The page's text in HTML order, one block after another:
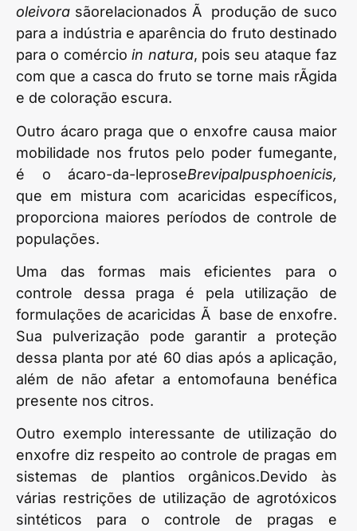
oleivora sãorelacionados Ã produção de suco
para a indústria e aparência do fruto destinado
para o comércioin natura, pois seu ataque faz
com que a casca do fruto se torne mais rÃ­gida
e de coloração escura.
Outro ácaro praga que o enxofre causa maior
mobilidade nos frutos pelo poder fumegante,
é o ácaro-da-leproseBrevipalpusphoenicis,
que em mistura com acaricidas específicos,
proporciona maiores períodos de controle de
populações.
Uma das formas mais eficientes para o
controle dessa praga é pela utilização de
formulações de acaricidas Ã base de enxofre.
Sua pulverização pode garantir a proteção
dessa planta por até 60 dias após a aplicação,
além de não afetar a entomofauna benéfica
presente nos citros.
Outro exemplo interessante de utilização do
enxofre diz respeito ao controle de pragas em
sistemas de plantios orgânicos.Devido às
várias restrições de utilização de agrotóxicos
sintéticos para o controle de pragas e